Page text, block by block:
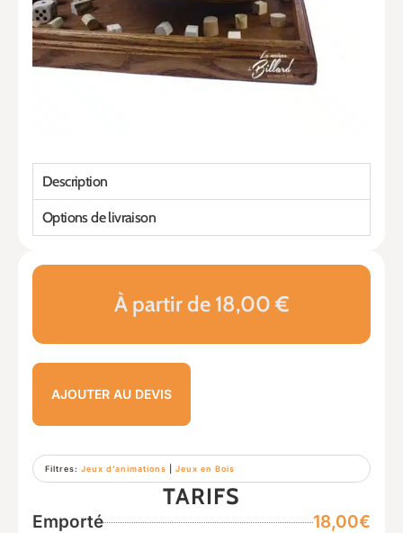
À partir de 18,00 €
AJOUTER AU DEVIS
Filtres: Jeux d’animations Jeux en Bois
TARIFS
Emporté 18,00€
Description
Options de livraison